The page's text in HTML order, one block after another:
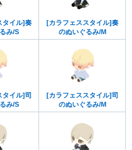
タイル]奏
み/S
[カラフェススタイル]奏
のぬいぐるみ/M
タイル]司
み/S
[カラフェススタイル]司
のぬいぐるみ/M